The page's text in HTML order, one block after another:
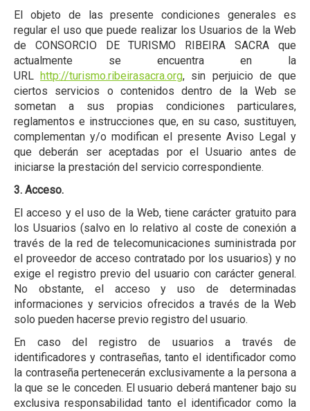
El objeto de las presente condiciones generales es
regular el uso que puede realizar los Usuarios de la Web
de CONSORCIO DE TURISMO RIBEIRA SACRA que
actualmente se encuentra en la
URL http://turismo.ribeirasacra.org, sin perjuicio de que
ciertos servicios o contenidos dentro de la Web se
sometan a sus propias condiciones particulares,
reglamentos e instrucciones que, en su caso, sustituyen,
complementan y/o modifican el presente Aviso Legal y
que deberán ser aceptadas por el Usuario antes de
iniciarse la prestación del servicio correspondiente.
3. Acceso.
El acceso y el uso de la Web, tiene carácter gratuito para
los Usuarios (salvo en lo relativo al coste de conexión a
través de la red de telecomunicaciones suministrada por
el proveedor de acceso contratado por los usuarios) y no
exige el registro previo del usuario con carácter general.
No obstante, el acceso y uso de determinadas
informaciones y servicios ofrecidos a través de la Web
solo pueden hacerse previo registro del usuario.
En caso del registro de usuarios a través de
identificadores y contraseñas, tanto el identificador como
la contraseña pertenecerán exclusivamente a la persona a
la que se le conceden. El usuario deberá mantener bajo su
exclusiva responsabilidad tanto el identificador como la